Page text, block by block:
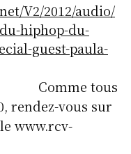
V2/2012/audio/
hiphop-du-
guest-paula-
Comme tous
rendez-vous sur
www.rcv-